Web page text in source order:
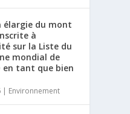
élargie du mont
à
sur la Liste du
mondial de
en tant que bien
| Environnement